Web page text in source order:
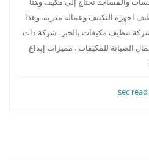
اجهزة التكييف وعمالة مدربة. وهذا
تنظيف مكيفات بالخبر، شركة ذات
الصيانة للمكيفات . مميزات إبداع